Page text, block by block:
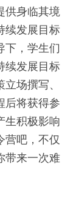
供身临其境
续发展目标
下，学生们
续发展目标
场撰写、
后将获得参
生积极影响
营吧，不仅
带来一次难